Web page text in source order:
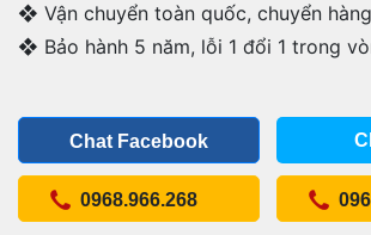
❖ Vận chuyển toàn quốc, chuyển
❖ Bảo hành 5 năm, lỗi 1 đổi 1 trong
Chat Facebook
0968.966.268